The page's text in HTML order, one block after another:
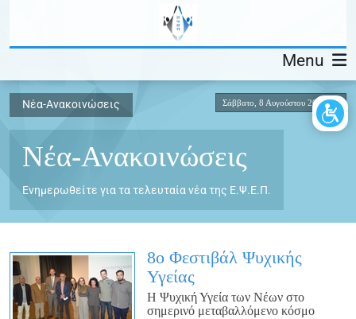
Menu
Σάββατο, 8 Αυγούστου 2026
Νέα-Ανακοινώσεις
Νέα-Ανακοινώσεις
Ενημερωθείτε για τα τελευταία νέα της Ε.Ψ.Ε.Π.
8ο Φεστιβάλ Ψυχικής
Υγείας
H Ψυχική Υγεία των Νέων στο
σημερινό μεταβαλλόμενο κόσμο